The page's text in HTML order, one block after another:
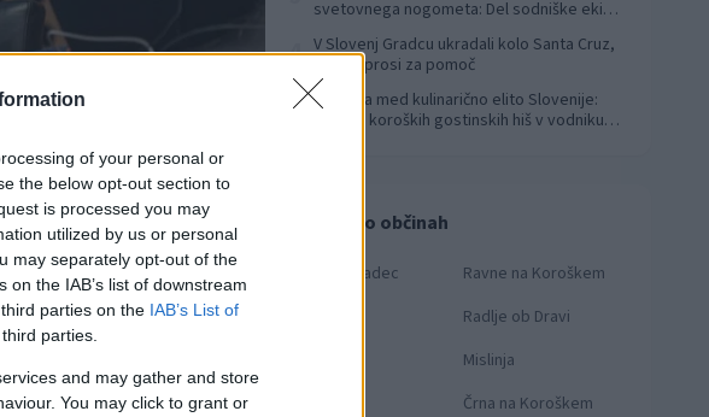
of your personal or
the below opt-out section to
is processed you may
utilized by us or personal
may separately opt-out of the
the IAB’s list of downstream
parties on the IAB’s List of
parties.
and may gather and store
You may click to grant or
fotografija| Foto: Vlada RS
svetovnega nogometa: Del sodniške ekipe
4 V Slovenj Gradcu ukradali kolo Santa Cruz,
lastnik prosi za pomoč
5 Koroška med kulinarično elito Slovenije:
Sedem koroških gostinskih hiš v vodniku
Novice po občinah
Slovenj Gradec
Ravne na Koroškem
Radlje ob Dravi
Mislinja
Črna na Koroškem